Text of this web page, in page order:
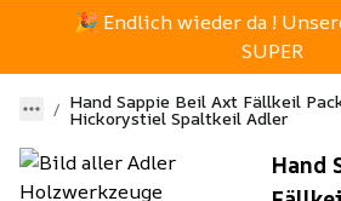
🎉 Endlich wieder da !
SUPER
Hand Sappie Beil Axt Fällkeil
Hickorystiel Spaltkeil Adler
Hand